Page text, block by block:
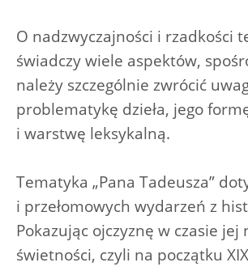
O nadzwyczajności i rzadkości
świadczy wiele aspektów,
należy szczególnie zwrócić
problematykę dzieła, jego
i warstwę leksykalną.
Tematyka „Pana Tadeusza”
i przełomowych wydarzeń z
Pokazując ojczyznę w czasie jej
świetności, czyli na początku